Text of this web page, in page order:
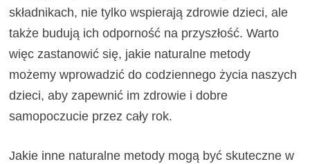
składnikach, nie tylko wspierają zdrowie dzieci, ale
także budują ich odporność na przyszłość. Warto
więc zastanowić się, jakie naturalne metody
możemy wprowadzić do codziennego życia naszych
dzieci, aby zapewnić im zdrowie i dobre
samopoczucie przez cały rok.
Jakie inne naturalne metody mogą być skuteczne w